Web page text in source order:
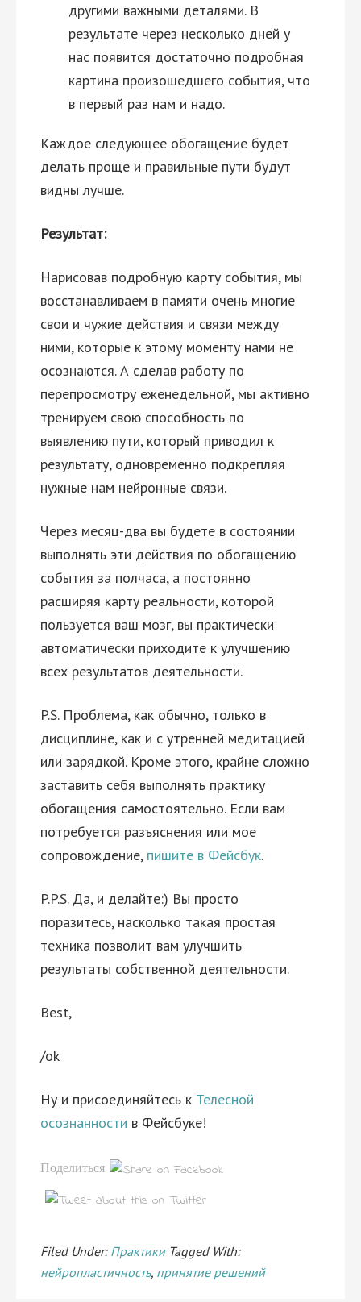
другими важными деталями. В
результате через несколько дней у
нас появится достаточно подробная
картина произошедшего события, что
в первый раз нам и надо.
Каждое следующее обогащение будет
делать проще и правильные пути будут
видны лучше.
Результат:
Нарисовав подробную карту события, мы
восстанавливаем в памяти очень многие
свои и чужие действия и связи между
ними, которые к этому моменту нами не
осознаются. А сделав работу по
перепросмотру еженедельной, мы активно
тренируем свою способность по
выявлению пути, который приводил к
результату, одновременно подкрепляя
нужные нам нейронные связи.
Через месяц-два вы будете в состоянии
выполнять эти действия по обогащению
события за полчаса, а постоянно
расширяя карту реальности, которой
пользуется ваш мозг, вы практически
автоматически приходите к улучшению
всех результатов деятельности.
P.S. Проблема, как обычно, только в
дисциплине, как и с утренней медитацией
или зарядкой. Кроме этого, крайне сложно
заставить себя выполнять практику
обогащения самостоятельно. Если вам
потребуется разъяснения или мое
сопровождение, пишите в Фейсбук.
P.P.S. Да, и делайте:) Вы просто
поразитесь, насколько такая простая
техника позволит вам улучшить
результаты собственной деятельности.
Best,
/ok
Ну и присоединяйтесь к Телесной
осознанности в Фейсбуке!
Поделиться
Filed Under: Практики Tagged With:
нейропластичность, принятие решений